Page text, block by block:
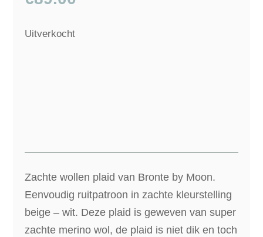
Uitverkocht
Zachte wollen plaid van Bronte by Moon.
Eenvoudig ruitpatroon in zachte kleurstelling
beige – wit. Deze plaid is geweven van super
zachte merino wol, de plaid is niet dik en toch